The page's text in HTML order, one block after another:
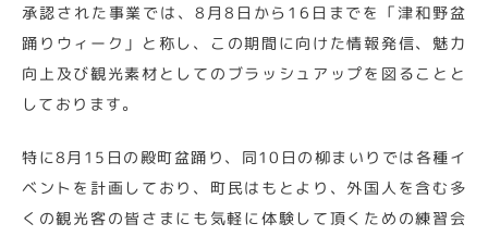
承認された事業では、8月8日から16日までを「津和野盆
踊りウィーク」と称し、この期間に向けた情報発信、魅力
向上及び観光素材としてのブラッシュアップを図ることと
しております。
特に8月15日の殿町盆踊り、同10日の柳まいりでは各種イ
ベントを計画しており、町民はもとより、外国人を含む多
くの観光客の皆さまにも気軽に体験して頂くための練習会